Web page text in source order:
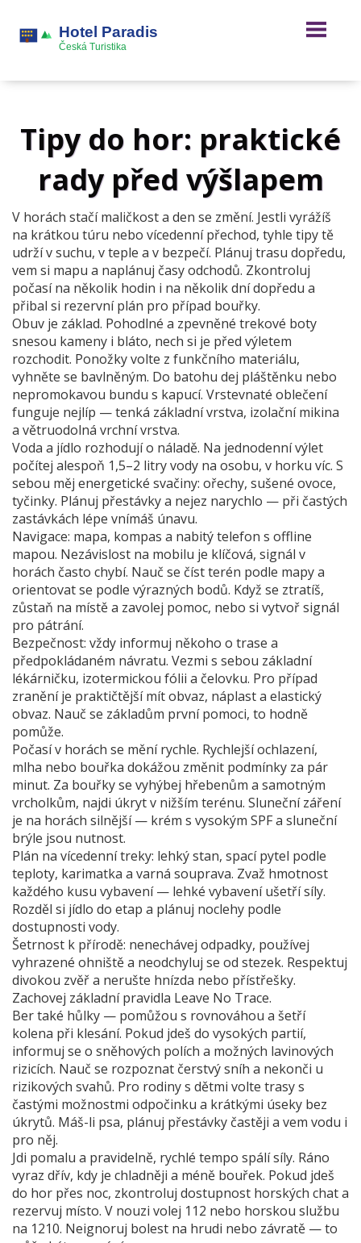
Tipy do hor: praktické
rady před výšlapem
V horách stačí maličkost a den se změní. Jestli vyrážíš
na krátkou túru nebo vícedenní přechod, tyhle tipy tě
udrží v suchu, v teple a v bezpečí. Plánuj trasu dopředu,
vem si mapu a naplánuj časy odchodů. Zkontroluj
počasí na několik hodin i na několik dní dopředu a
přibal si rezervní plán pro případ bouřky.
Obuv je základ. Pohodlné a zpevněné trekové boty
snesou kameny i bláto, nech si je před výletem
rozchodit. Ponožky volte z funkčního materiálu,
vyhněte se bavlněným. Do batohu dej pláštěnku nebo
nepromokavou bundu s kapucí. Vrstevnaté oblečení
funguje nejlíp — tenká základní vrstva, izolační mikina
a větruodolná vrchní vrstva.
Voda a jídlo rozhodují o náladě. Na jednodenní výlet
počítej alespoň 1,5–2 litry vody na osobu, v horku víc. S
sebou měj energetické svačiny: ořechy, sušené ovoce,
tyčinky. Plánuj přestávky a nejez narychlo — při častých
zastávkách lépe vnímáš únavu.
Navigace: mapa, kompas a nabitý telefon s offline
mapou. Nezávislost na mobilu je klíčová, signál v
horách často chybí. Nauč se číst terén podle mapy a
orientovat se podle výrazných bodů. Když se ztratíš,
zůstaň na místě a zavolej pomoc, nebo si vytvoř signál
pro pátrání.
Bezpečnost: vždy informuj někoho o trase a
předpokládaném návratu. Vezmi s sebou základní
lékárničku, izotermickou fólii a čelovku. Pro případ
zranění je praktičtější mít obvaz, náplast a elastický
obvaz. Nauč se základům první pomoci, to hodně
pomůže.
Počasí v horách se mění rychle. Rychlejší ochlazení,
mlha nebo bouřka dokážou změnit podmínky za pár
minut. Za bouřky se vyhýbej hřebenům a samotným
vrcholkům, najdi úkryt v nižším terénu. Sluneční záření
je na horách silnější — krém s vysokým SPF a sluneční
brýle jsou nutnost.
Plán na vícedenní treky: lehký stan, spací pytel podle
teploty, karimatka a varná souprava. Zvaž hmotnost
každého kusu vybavení — lehké vybavení ušetří síly.
Rozděl si jídlo do etap a plánuj noclehy podle
dostupnosti vody.
Šetrnost k přírodě: nenechávej odpadky, používej
vyhrazené ohniště a neodchyluj se od stezek. Respektuj
divokou zvěř a nerušte hnízda nebo přístřešky.
Zachovej základní pravidla Leave No Trace.
Ber také hůlky — pomůžou s rovnováhou a šetří
kolena při klesání. Pokud jdeš do vysokých partií,
informuj se o sněhových polích a možných lavinových
rizicích. Nauč se rozpoznat čerstvý sníh a nekonči u
rizikových svahů. Pro rodiny s dětmi volte trasy s
častými možnostmi odpočinku a krátkými úseky bez
úkrytů. Máš-li psa, plánuj přestávky častěji a vem vodu i
pro něj.
Jdi pomalu a pravidelně, rychlé tempo spálí síly. Ráno
vyraz dřív, kdy je chladněji a méně bouřek. Pokud jdeš
do hor přes noc, zkontroluj dostupnost horských chat a
rezervuj místo. V nouzi volej 112 nebo horskou službu
na 1210. Neignoruj bolest na hrudi nebo závratě — to